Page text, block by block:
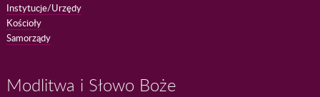
Instytucje/Urzędy
Kościoły
Samorządy
Modlitwa i Słowo Boże